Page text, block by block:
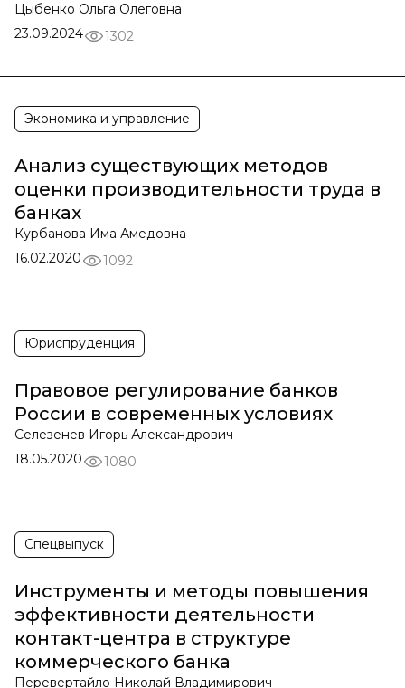
Цыбенко Ольга Олеговна
23.09.2024
1302
Экономика и управление
Анализ существующих методов
оценки производительности труда в
банках
Курбанова Има Амедовна
16.02.2020
1092
Юриспруденция
Правовое регулирование банков
России в современных условиях
Селезенев Игорь Александрович
18.05.2020
1080
Спецвыпуск
Инструменты и методы повышения
эффективности деятельности
контакт-центра в структуре
коммерческого банка
Перевертайло Николай Владимирович